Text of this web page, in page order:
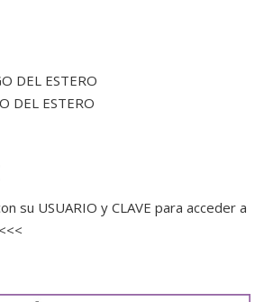
DEL ESTERO
DEL ESTERO
su USUARIO y CLAVE para acceder a